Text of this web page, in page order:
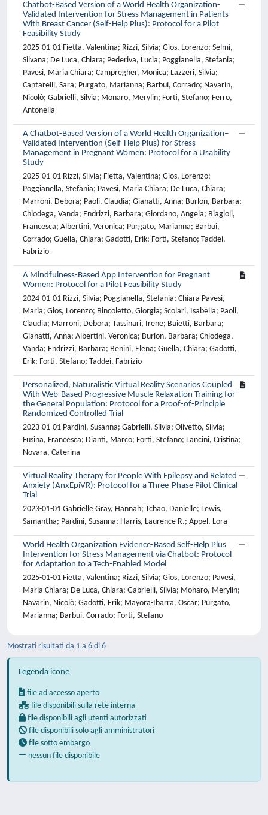
Chatbot-Based Version of a World Health Organization-
Validated Intervention for Stress Management in Patients
With Breast Cancer (Self-Help Plus): Protocol for a Pilot
Feasibility Study
2025-01-01 Fietta, Valentina; Rizzi, Silvia; Gios, Lorenzo; Selmi,
Silvana; De Luca, Chiara; Pederiva, Lucia; Poggianella, Stefania;
Pavesi, Maria Chiara; Campregher, Monica; Lazzeri, Silvia;
Cantarelli, Sara; Purgato, Marianna; Barbui, Corrado; Navarin,
Nicolò; Gabrielli, Silvia; Monaro, Merylin; Forti, Stefano; Ferro,
Antonella
A Chatbot-Based Version of a World Health Organization–
Validated Intervention (Self-Help Plus) for Stress
Management in Pregnant Women: Protocol for a Usability
Study
2025-01-01 Rizzi, Silvia; Fietta, Valentina; Gios, Lorenzo;
Poggianella, Stefania; Pavesi, Maria Chiara; De Luca, Chiara;
Marroni, Debora; Paoli, Claudia; Gianatti, Anna; Burlon, Barbara;
Chiodega, Vanda; Endrizzi, Barbara; Giordano, Angela; Biagioli,
Francesca; Albertini, Veronica; Purgato, Marianna; Barbui,
Corrado; Guella, Chiara; Gadotti, Erik; Forti, Stefano; Taddei,
Fabrizio
A Mindfulness-Based App Intervention for Pregnant
Women: Protocol for a Pilot Feasibility Study
2024-01-01 Rizzi, Silvia; Poggianella, Stefania; Chiara Pavesi,
Maria; Gios, Lorenzo; Bincoletto, Giorgia; Scolari, Isabella; Paoli,
Claudia; Marroni, Debora; Tassinari, Irene; Baietti, Barbara;
Gianatti, Anna; Albertini, Veronica; Burlon, Barbara; Chiodega,
Vanda; Endrizzi, Barbara; Benini, Elena; Guella, Chiara; Gadotti,
Erik; Forti, Stefano; Taddei, Fabrizio
Personalized, Naturalistic Virtual Reality Scenarios Coupled
With Web-Based Progressive Muscle Relaxation Training for
the General Population: Protocol for a Proof-of-Principle
Randomized Controlled Trial
2023-01-01 Pardini, Susanna; Gabrielli, Silvia; Olivetto, Silvia;
Fusina, Francesca; Dianti, Marco; Forti, Stefano; Lancini, Cristina;
Novara, Caterina
Virtual Reality Therapy for People With Epilepsy and Related
Anxiety (AnxEpiVR): Protocol for a Three-Phase Pilot Clinical
Trial
2023-01-01 Gabrielle Gray, Hannah; Tchao, Danielle; Lewis,
Samantha; Pardini, Susanna; Harris, Laurence R.; Appel, Lora
World Health Organization Evidence-Based Self-Help Plus
Intervention for Stress Management via Chatbot: Protocol
for Adaptation to a Tech-Enabled Model
2025-01-01 Fietta, Valentina; Rizzi, Silvia; Gios, Lorenzo; Pavesi,
Maria Chiara; De Luca, Chiara; Gabrielli, Silvia; Monaro, Merylin;
Navarin, Nicolò; Gadotti, Erik; Mayora-Ibarra, Oscar; Purgato,
Marianna; Barbui, Corrado; Forti, Stefano
Mostrati risultati da 1 a 6 di 6
Legenda icone
file ad accesso aperto
file disponibili sulla rete interna
file disponibili agli utenti autorizzati
file disponibili solo agli amministratori
file sotto embargo
nessun file disponibile